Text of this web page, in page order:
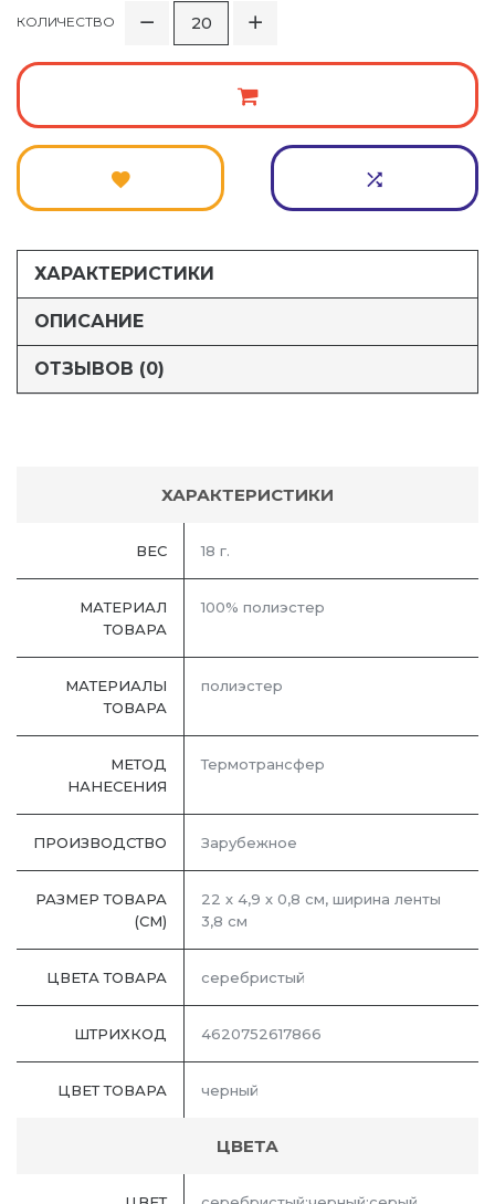
КОЛИЧЕСТВО
ХАРАКТЕРИСТИКИ
ОПИСАНИЕ
ОТЗЫВОВ (0)
ХАРАКТЕРИСТИКИ
ВЕС 18 г.
МАТЕРИАЛ
ТОВАРА
100% полиэстер
МАТЕРИАЛЫ
ТОВАРА
полиэстер
МЕТОД
НАНЕСЕНИЯ
Термотрансфер
ПРОИЗВОДСТВО Зарубежное
РАЗМЕР ТОВАРА
(СМ)
22 х 4,9 х 0,8 см, ширина ленты
3,8 см
ЦВЕТА ТОВАРА серебристый
ШТРИХКОД 4620752617866
ЦВЕТ ТОВАРА черный
ЦВЕТА